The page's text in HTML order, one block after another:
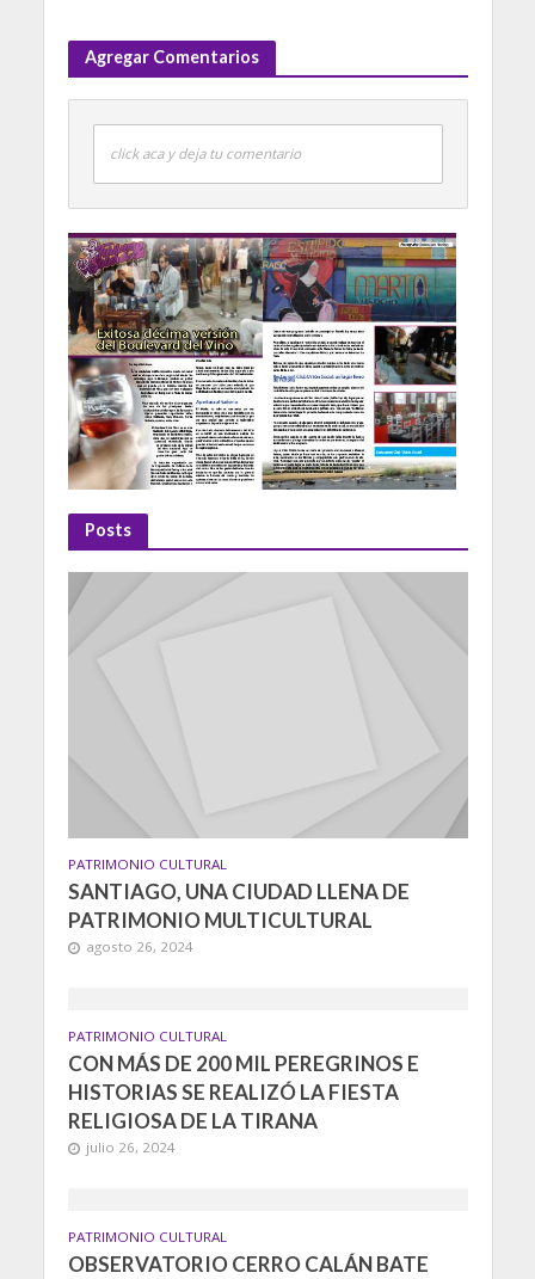
Agregar Comentarios
click aca y deja tu comentario
Posts
PATRIMONIO CULTURAL
SANTIAGO, UNA CIUDAD LLENA DE
PATRIMONIO MULTICULTURAL
agosto 26, 2024
PATRIMONIO CULTURAL
CON MÁS DE 200 MIL PEREGRINOS E
HISTORIAS SE REALIZÓ LA FIESTA
RELIGIOSA DE LA TIRANA
julio 26, 2024
PATRIMONIO CULTURAL
OBSERVATORIO CERRO CALÁN BATE